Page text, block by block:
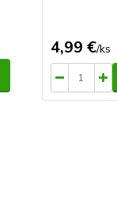
4,99 €/ks